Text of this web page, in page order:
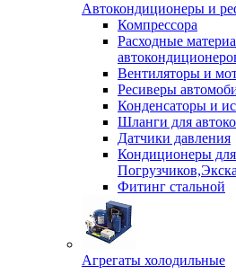
Автокондиционеры и
Компрессора
Расходные
Вентиляторы и
Ресиверы
Конденсаторы и
Шланги для
Датчики давления
Кондиционеры
Фитинг стальной
Агрегаты холодильные